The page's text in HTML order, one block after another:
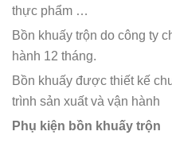
thực phẩm …
Bồn khuấy trộn do công ty
hành 12 tháng.
Bồn khuấy được thiết kế
trình sản xuất và vận hành
Phụ kiện bồn khuấy trộn